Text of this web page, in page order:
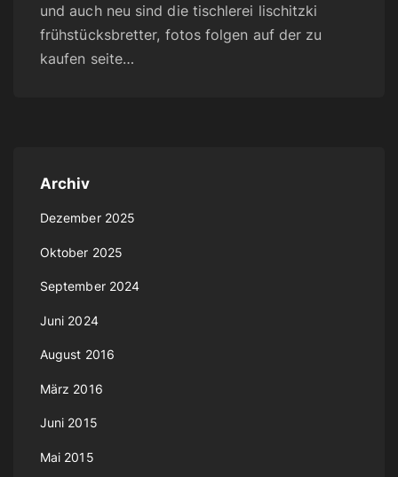
und auch neu sind die tischlerei lischitzki
frühstücksbretter, fotos folgen auf der zu
kaufen seite…
Archiv
Dezember 2025
Oktober 2025
September 2024
Juni 2024
August 2016
März 2016
Juni 2015
Mai 2015